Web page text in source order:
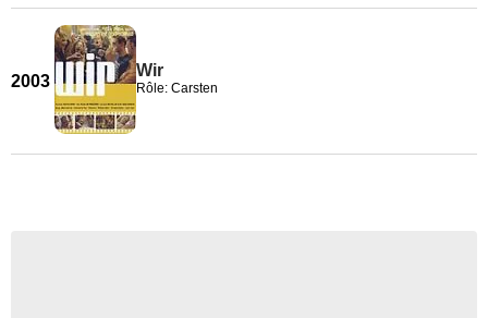
2003
Wir
Rôle: Carsten